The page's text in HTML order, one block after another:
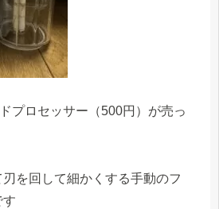
プロセッサー（500円）が売っ
刃を回して細かくする手動のフ
す